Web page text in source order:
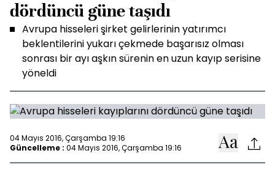
dördüncü güne taşıdı
Avrupa hisseleri şirket gelirlerinin yatırımcı
beklentilerini yukarı çekmede başarısız olması
sonrası bir ayı aşkın sürenin en uzun kayıp serisine
yöneldi
04 Mayıs 2016, Çarşamba 19:16
Güncelleme : 04 Mayıs 2016, Çarşamba 19:16